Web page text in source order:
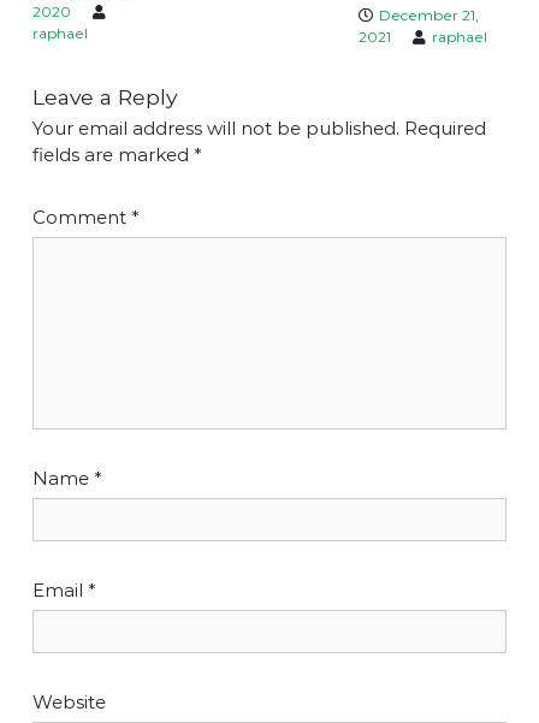
2020
raphael
December 21,
2021
raphael
Leave a Reply
Your email address will not be published. Required
fields are marked *
Comment *
Name *
Email *
Website